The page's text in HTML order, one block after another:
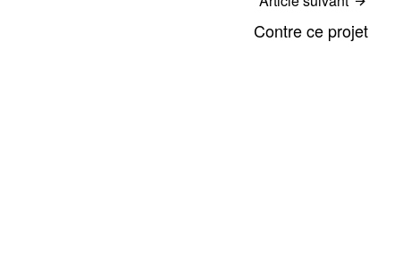
Contre ce projet